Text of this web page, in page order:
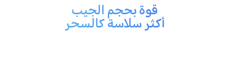
قوة بحجم الجيب
أكثر سلاسة كالسحر